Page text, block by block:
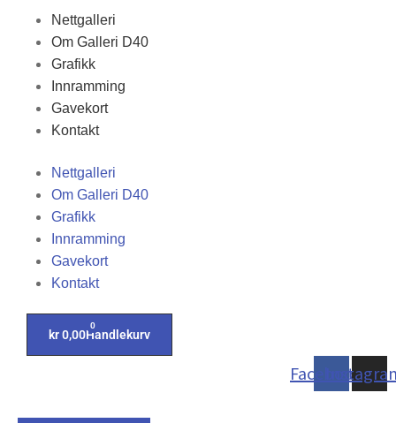
Nettgalleri
Om Galleri D40
Grafikk
Innramming
Gavekort
Kontakt
Nettgalleri
Om Galleri D40
Grafikk
Innramming
Gavekort
Kontakt
kr0,00
0
Handlekurv
Facebook